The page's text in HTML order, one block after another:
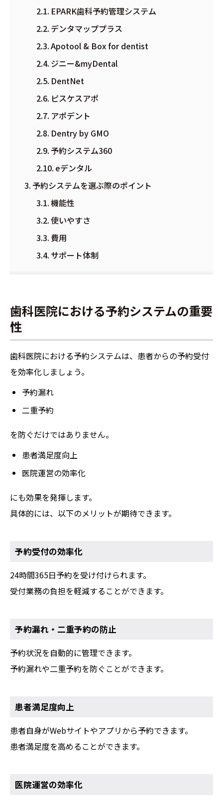
EPARK歯科予約管理システム
デンタマッププラス
Apotool & Box for dentist
ジニー&myDental
DentNet
ピスケスアポ
アポデント
Dentry by GMO
予約システム360
eデンタル
予約システムを選ぶ際のポイント
機能性
使いやすさ
費用
サポート体制
歯科医院における予約システムの重要
性
歯科医院における予約システムは、患者からの予約受付
を効率化しましょう。
予約漏れ
二重予約
を防ぐだけではありません。
患者満足度向上
医院運営の効率化
にも効果を発揮します。
具体的には、以下のメリットが期待できます。
予約受付の効率化
24時間365日予約を受け付けられます。
受付業務の負担を軽減することができます。
予約漏れ・二重予約の防止
予約状況を自動的に管理できます。
予約漏れや二重予約を防ぐことができます。
患者満足度向上
患者自身がWebサイトやアプリから予約できます。
患者満足度を高めることができます。
医院運営の効率化